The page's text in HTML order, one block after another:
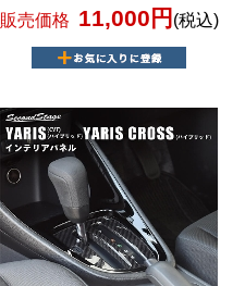
販売価格 11,000円 (税込)